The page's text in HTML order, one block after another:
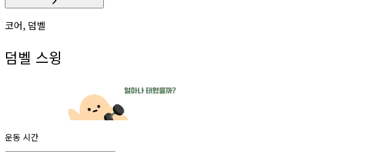
코어, 덤벨
덤벨 스윙
운동 시간